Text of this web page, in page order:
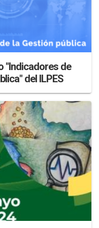
"Indicadores de
del ILPES